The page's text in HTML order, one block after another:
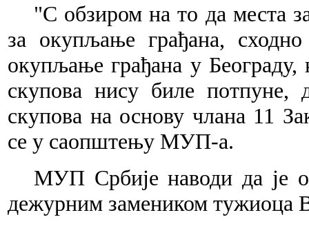
"С обзиром на то да места
за окупљање грађана,
окупљање грађана у Београду,
скупова нису биле потпуне,
скупова на основу члана 11
се у саопштењу МУП-а.
МУП Србије наводи да је
дежурним замеником тужиоца